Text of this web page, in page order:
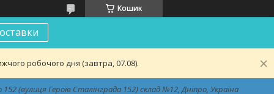
Кошик
робочого дня (завтра, 07.08).
(вулиця Героїв Сталінграда 152) склад №12, Дніпро, Україна